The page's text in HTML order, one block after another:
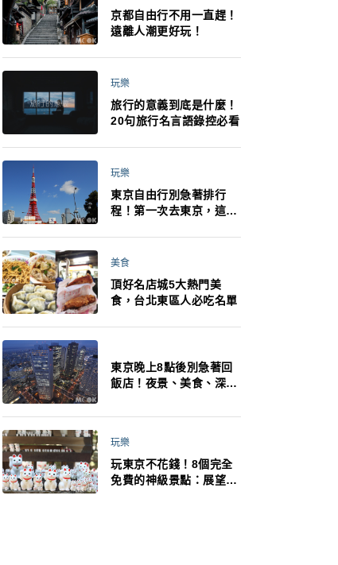
京都自由行不用一直趕！
遠離人潮更好玩！
玩樂
旅行的意義到底是什麼！
20句旅行名言語錄控必看
玩樂
東京自由行別急著排行
程！第一次去東京，這10
美食
頂好名店城5大熱門美
食，台北東區人必吃名單
東京晚上8點後別急著回
飯店！夜景、美食、深夜
夜生活才正要開始
玩樂
玩東京不花錢！8個完全
免費的神級景點：展望台